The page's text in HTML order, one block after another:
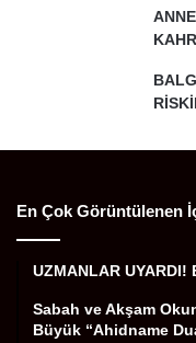
En Çok Görüntülenen
UZMANLAR UYARDI!
Sabah ve Akşam
Büyük “Ahidname